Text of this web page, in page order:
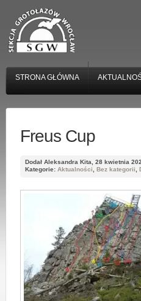
STRONA GŁÓWNA
Freus Cup
Dodał Aleksandra Kita, 28 kwietnia
Kategorie: Aktualności, Bez kategorii,